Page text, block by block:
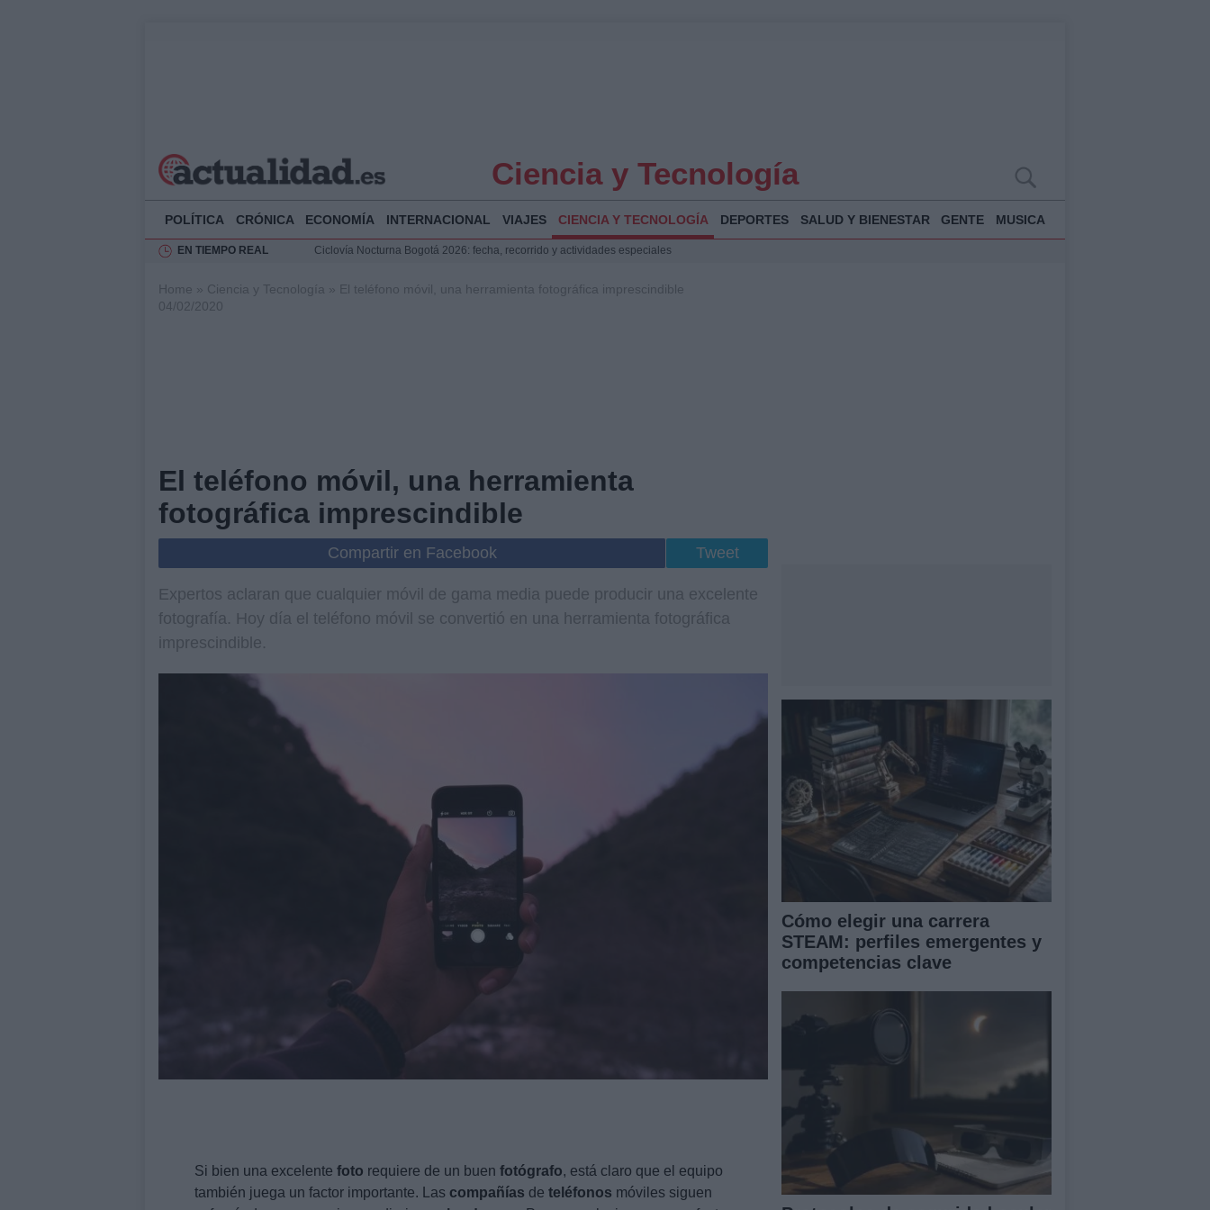
Ciencia y Tecnología
POLÍTICA CRÓNICA ECONOMÍA INTERNACIONAL VIAJES CIENCIA Y TECNOLOGÍA DEPORTES SALUD Y BIENESTAR GENTE MUSICA
EN TIEMPO REAL
Ciclovía Nocturna Bogotá 2026: fecha, recorrido y actividades especiales
Rehabilitación de la Illa Plana: Menorca apuesta por el deporte náutico sostenible
Home » Ciencia y Tecnología » El teléfono móvil, una herramienta fotográfica imprescindible
04/02/2020
El teléfono móvil, una herramienta
fotográfica imprescindible
Compartir en Facebook Tweet
Expertos aclaran que cualquier móvil de gama media puede producir una excelente
fotografía. Hoy día el teléfono móvil se convertió en una herramienta fotográfica
imprescindible.
Si bien una excelente foto requiere de un buen fotógrafo, está claro que el equipo
también juega un factor importante. Las compañías de teléfonos móviles siguen
Cómo elegir una carrera
STEAM: perfiles emergentes y
competencias clave